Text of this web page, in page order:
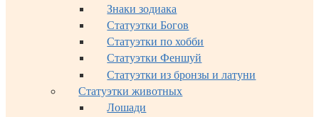
Знаки зодиака
Статуэтки Богов
Статуэтки по хобби
Статуэтки Феншуй
Статуэтки из бронзы и латуни
Статуэтки животных
Лошади